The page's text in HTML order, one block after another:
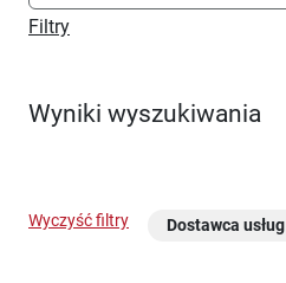
Filtry
Wyniki wyszukiwania
Wyczyść filtry Dostawca usług